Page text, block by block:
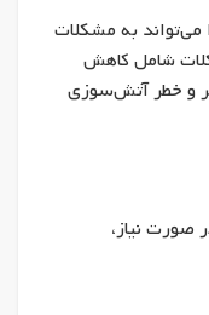
می‌تواند به مشکلات
شامل کاهش
و خطر آتش‌سوزی
صورت نیاز،